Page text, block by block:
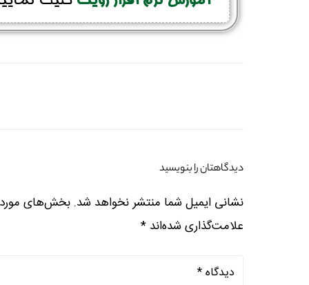
دیدگاهتان را بنویسید
نشانی ایمیل شما منتشر نخواهد شد. بخش‌های
علامت‌گذاری شده‌اند *